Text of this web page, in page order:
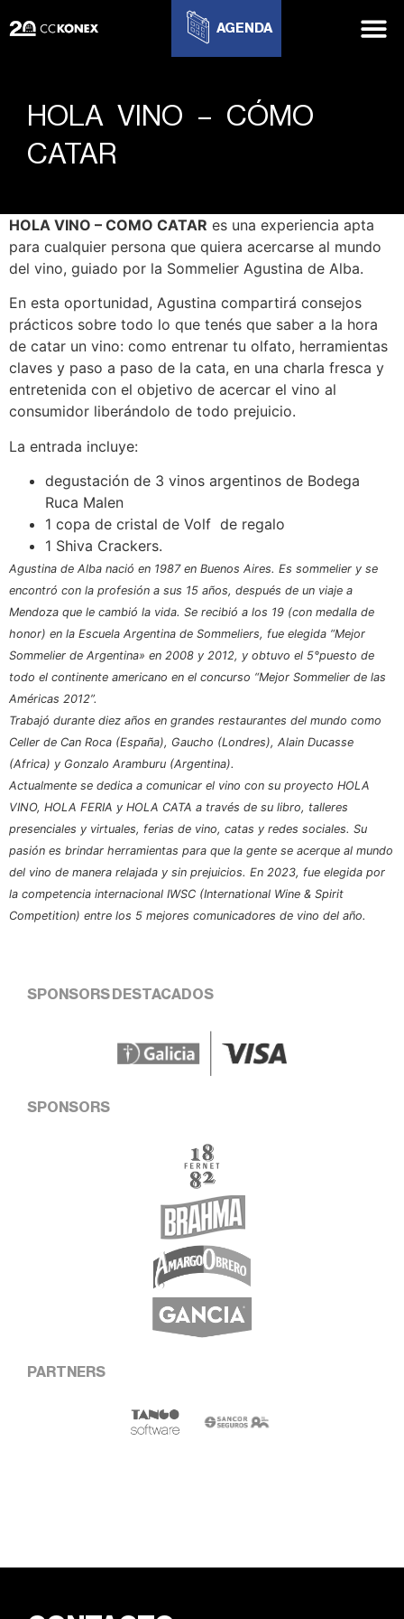
AGENDA
HOLA VINO – CÓMO
CATAR
HOLA VINO – COMO CATAR es una experiencia apta
para cualquier persona que quiera acercarse al mundo
del vino, guiado por la Sommelier Agustina de Alba.
En esta oportunidad, Agustina compartirá consejos
prácticos sobre todo lo que tenés que saber a la hora
de catar un vino: como entrenar tu olfato, herramientas
claves y paso a paso de la cata, en una charla fresca y
entretenida con el objetivo de acercar el vino al
consumidor liberándolo de todo prejuicio.
La entrada incluye:
degustación de 3 vinos argentinos de Bodega
Ruca Malen
1 copa de cristal de Volf de regalo
1 Shiva Crackers.
Agustina de Alba nació en 1987 en Buenos Aires. Es sommelier y se
encontró con la profesión a sus 15 años, después de un viaje a
Mendoza que le cambió la vida. Se recibió a los 19 (con medalla de
honor) en la Escuela Argentina de Sommeliers, fue elegida “Mejor
Sommelier de Argentina» en 2008 y 2012, y obtuvo el 5°puesto de
todo el continente americano en el concurso “Mejor Sommelier de las
Américas 2012”.
Trabajó durante diez años en grandes restaurantes del mundo como
Celler de Can Roca (España), Gaucho (Londres), Alain Ducasse
(Africa) y Gonzalo Aramburu (Argentina).
Actualmente se dedica a comunicar el vino con su proyecto HOLA
VINO, HOLA FERIA y HOLA CATA a través de su libro, talleres
presenciales y virtuales, ferias de vino, catas y redes sociales. Su
pasión es brindar herramientas para que la gente se acerque al mundo
del vino de manera relajada y sin prejuicios. En 2023, fue elegida por
la competencia internacional IWSC (International Wine & Spirit
Competition) entre los 5 mejores comunicadores de vino del año.
SPONSORS DESTACADOS
SPONSORS
PARTNERS